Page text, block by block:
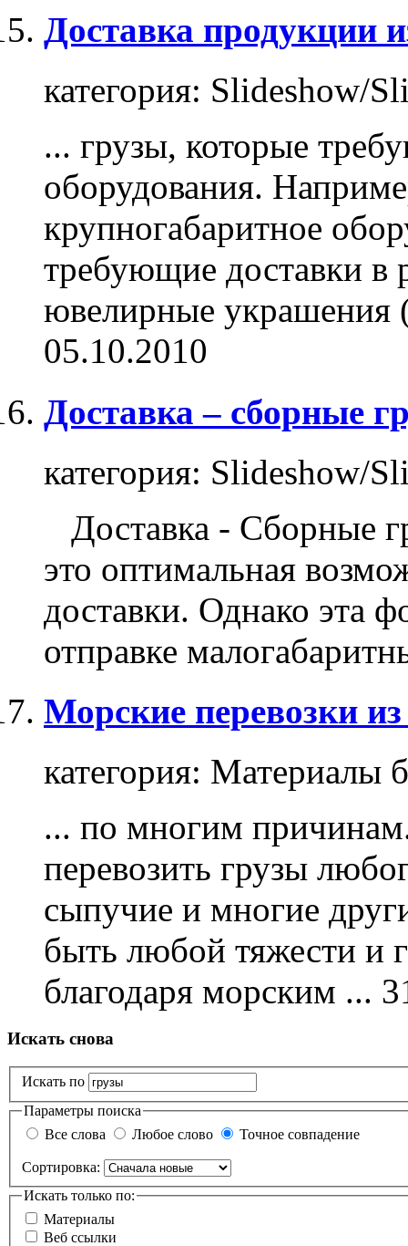
Доставка продукции
категория: Slideshow/
... грузы, которые
оборудования.
крупногабаритное
требующие доставки в
ювелирные украшения
05.10.2010
Доставка – сборные
категория: Slideshow/
Доставка - Сборные
это оптимальная
доставки. Однако эта
отправке
Морские перевозки
категория: Материалы
... по многим
перевозить грузы
сыпучие и многие
быть любой тяжести и
благодаря морским ...
Искать снова
Искать по
Параметры поиска
Все слова
Любое слово Точное совпадение
Сортировка:
Искать только по:
Материалы
Веб ссылки